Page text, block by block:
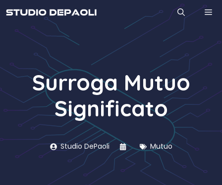
al
contenuto
Surroga Mutuo
Significato
Studio DePaoli Mutuo